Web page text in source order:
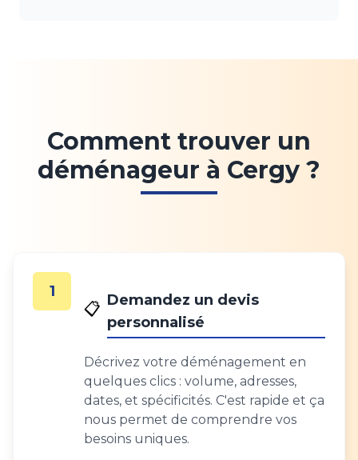
Comment trouver un
déménageur à Cergy ?
1
📋 Demandez un devis
personnalisé
Décrivez votre déménagement en
quelques clics : volume, adresses,
dates, et spécificités. C'est rapide et ça
nous permet de comprendre vos
besoins uniques.